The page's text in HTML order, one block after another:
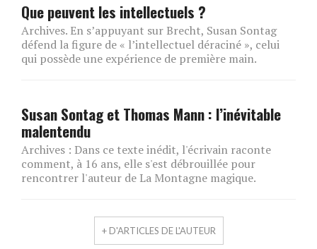
Que peuvent les intellectuels ?
Archives. En s’appuyant sur Brecht, Susan Sontag
défend la figure de « l’intellectuel déraciné », celui
qui possède une expérience de première main.
Susan Sontag et Thomas Mann : l’inévitable
malentendu
Archives : Dans ce texte inédit, l'écrivain raconte
comment, à 16 ans, elle s'est débrouillée pour
rencontrer l'auteur de La Montagne magique.
+ D'ARTICLES DE L'AUTEUR